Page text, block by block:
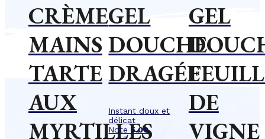
CRÈME
MAINS
TARTE
AUX
MYRTILLES
GEL
DOUCHE
DRAGÉE
Instant doux et
délicat
Note5.00
GEL
DE
VIGNE